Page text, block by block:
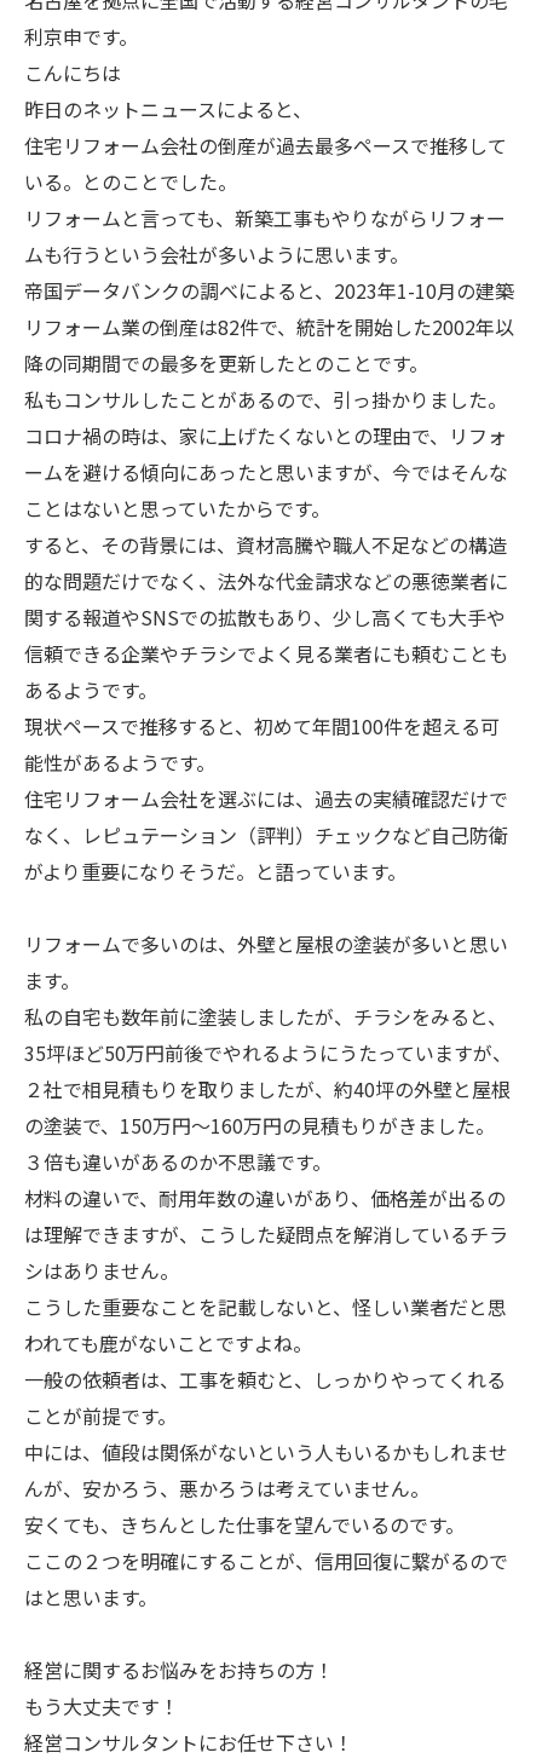
利京申です。
こんにちは
昨日のネットニュースによると、
住宅リフォーム会社の倒産が過去最多ペースで推移して
いる。とのことでした。
リフォームと言っても、新築工事もやりながらリフォー
ムも行うという会社が多いように思います。
帝国データバンクの調べによると、2023年1-10月の建築
リフォーム業の倒産は82件で、統計を開始した2002年以
降の同期間での最多を更新したとのことです。
私もコンサルしたことがあるので、引っ掛かりました。
コロナ禍の時は、家に上げたくないとの理由で、リフォ
ームを避ける傾向にあったと思いますが、今ではそんな
ことはないと思っていたからです。
すると、その背景には、資材高騰や職人不足などの構造
的な問題だけでなく、法外な代金請求などの悪徳業者に
関する報道やSNSでの拡散もあり、少し高くても大手や
信頼できる企業やチラシでよく見る業者にも頼むことも
あるようです。
現状ペースで推移すると、初めて年間100件を超える可
能性があるようです。
住宅リフォーム会社を選ぶには、過去の実績確認だけで
なく、レピュテーション（評判）チェックなど自己防衛
がより重要になりそうだ。と語っています。
リフォームで多いのは、外壁と屋根の塗装が多いと思い
ます。
私の自宅も数年前に塗装しましたが、チラシをみると、
35坪ほど50万円前後でやれるようにうたっていますが、
２社で相見積もりを取りましたが、約40坪の外壁と屋根
の塗装で、150万円～160万円の見積もりがきました。
３倍も違いがあるのか不思議です。
材料の違いで、耐用年数の違いがあり、価格差が出るの
は理解できますが、こうした疑問点を解消しているチラ
シはありません。
こうした重要なことを記載しないと、怪しい業者だと思
われても鹿がないことですよね。
一般の依頼者は、工事を頼むと、しっかりやってくれる
ことが前提です。
中には、値段は関係がないという人もいるかもしれませ
んが、安かろう、悪かろうは考えていません。
安くても、きちんとした仕事を望んでいるのです。
ここの２つを明確にすることが、信用回復に繋がるので
はと思います。
経営に関するお悩みをお持ちの方！
もう大丈夫です！
経営コンサルタントにお任せ下さい！